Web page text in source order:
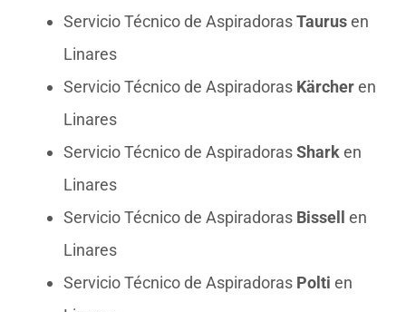
Servicio Técnico de AspiradorasTaurusen
Linares
Servicio Técnico de Aspiradoras Kärcheren
Linares
Servicio Técnico de AspiradorasSharken
Linares
Servicio Técnico de Aspiradoras Bissell
en
Linares
Servicio Técnico de Aspiradoras Polti en